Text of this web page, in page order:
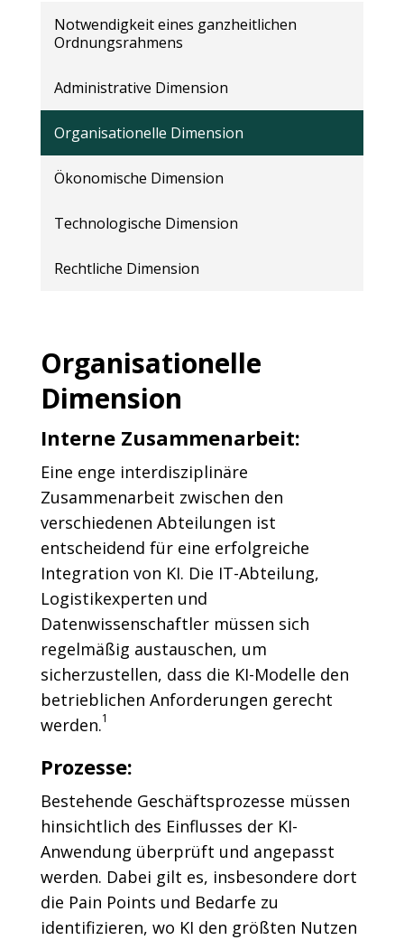
Notwendigkeit eines ganzheitlichen
Ordnungsrahmens
Administrative Dimension
Organisationelle Dimension
Ökonomische Dimension
Technologische Dimension
Rechtliche Dimension
Organisationelle
Dimension
Interne Zusammenarbeit:
Eine enge interdisziplinäre
Zusammenarbeit zwischen den
verschiedenen Abteilungen ist
entscheidend für eine erfolgreiche
Integration von KI. Die IT-Abteilung,
Logistikexperten und
Datenwissenschaftler müssen sich
regelmäßig austauschen, um
sicherzustellen, dass die KI-Modelle den
betrieblichen Anforderungen gerecht
werden.1
Prozesse:
Bestehende Geschäftsprozesse müssen
hinsichtlich des Einflusses der KI-
Anwendung überprüft und angepasst
werden. Dabei gilt es, insbesondere dort
die Pain Points und Bedarfe zu
identifizieren, wo KI den größten Nutzen